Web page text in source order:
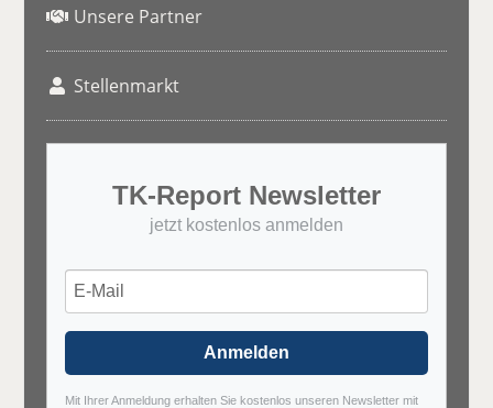
Unsere Partner
Stellenmarkt
TK-Report Newsletter
jetzt kostenlos anmelden
Anmelden
Mit Ihrer Anmeldung erhalten Sie kostenlos unseren Newsletter mit